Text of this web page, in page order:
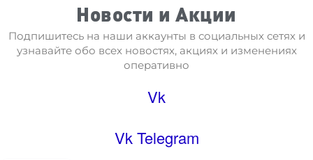
Новости и Акции
Подпишитесь на наши аккаунты в социальных сетях и
узнавайте обо всех новостях, акциях и изменениях
оперативно
Vk
Vk Telegram